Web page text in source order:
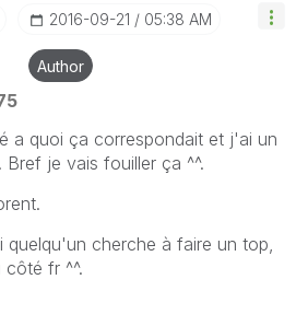
‎2016-09-21 05:38 AM
Author
a quoi ça correspondait et j'ai un
je vais fouiller ça ^^.
quelqu'un cherche à faire un top,
côté fr ^^.